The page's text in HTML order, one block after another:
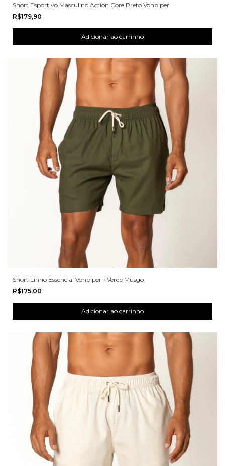
Short Esportivo Masculino Action Core Preto Vonpiper
R$179,90
Short Linho Essencial Vonpiper - Verde Musgo
R$175,00